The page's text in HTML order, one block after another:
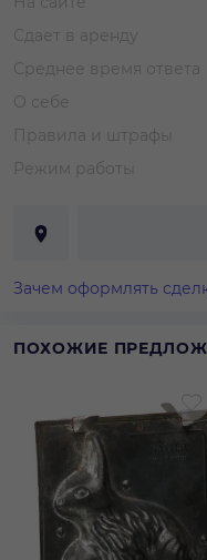
Сдает в аренду
Среднее время ответа
О себе
Правила и штрафы
Режим работы
Зачем оформлять
ПОХОЖИЕ